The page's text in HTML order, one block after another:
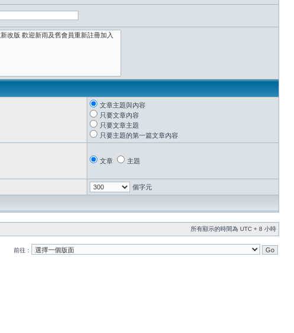
文章主題與內容
只要文章內容
只要文章主題
只要主題的第一篇文章內容
文章 主題
個字元
所有顯示的時間為 UTC + 8 小時
前往 :